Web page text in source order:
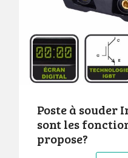
Poste à souder
sont les
propose?